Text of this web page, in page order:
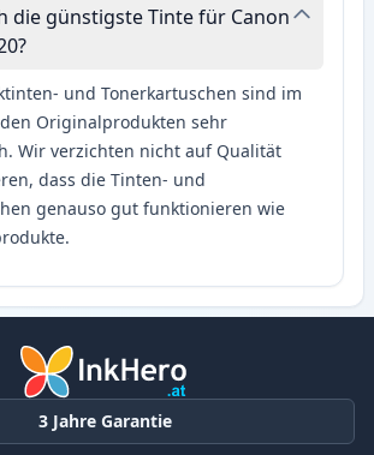
die günstigste Tinte für Canon
und Tonerkartuschen sind im
Originalprodukten sehr
Wir verzichten nicht auf Qualität
dass die Tinten- und
genauso gut funktionieren wie
3 Jahre Garantie